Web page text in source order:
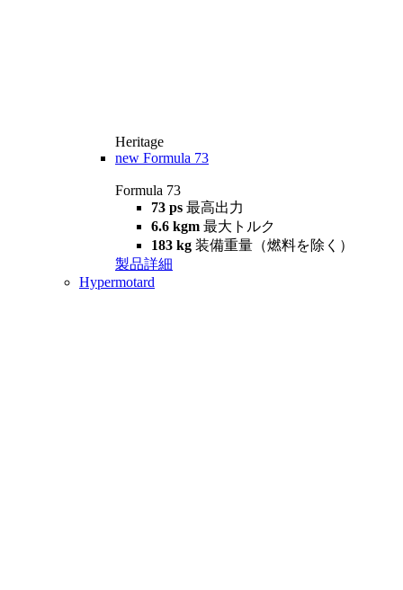
Heritage
new Formula 73
Formula 73
73 ps 最高出力
6.6 kgm 最大トルク
183 kg 装備重量（燃料を除く）
製品詳細
Hypermotard